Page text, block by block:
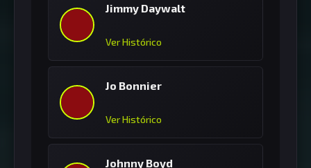
Jimmy Daywalt
Ver Histórico
Jo Bonnier
Ver Histórico
Johnny Boyd